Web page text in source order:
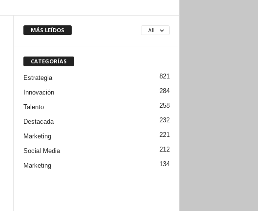
MÁS LEÍDOS All
CATEGORÍAS
Estrategia 821
Innovación 284
Talento 258
Destacada 232
Marketing 221
Social Media 212
Marketing 134